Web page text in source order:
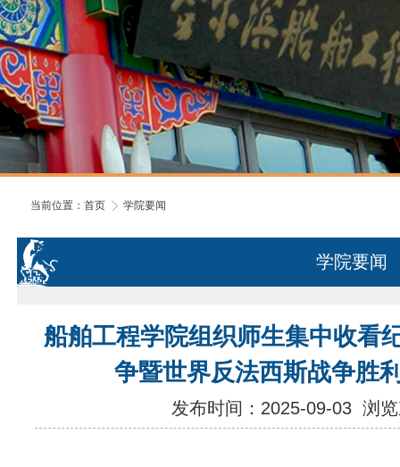
当前位置： 首页 学院要闻
学院要闻
船舶工程学院组织师生集中收看
争暨世界反法西斯战争胜
发布时间：2025-09-03 浏